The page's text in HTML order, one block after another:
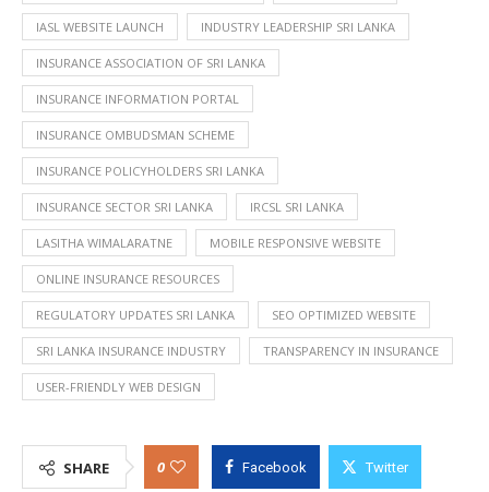
IASL WEBSITE LAUNCH INDUSTRY LEADERSHIP SRI LANKA
INSURANCE ASSOCIATION OF SRI LANKA
INSURANCE INFORMATION PORTAL
INSURANCE OMBUDSMAN SCHEME
INSURANCE POLICYHOLDERS SRI LANKA
INSURANCE SECTOR SRI LANKA IRCSL SRI LANKA
LASITHA WIMALARATNE MOBILE RESPONSIVE WEBSITE
ONLINE INSURANCE RESOURCES
REGULATORY UPDATES SRI LANKA SEO OPTIMIZED WEBSITE
SRI LANKA INSURANCE INDUSTRY TRANSPARENCY IN INSURANCE
USER-FRIENDLY WEB DESIGN
SHARE 0 Facebook Twitter